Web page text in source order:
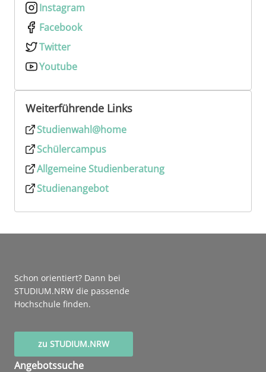
Instagram
Facebook
Twitter
Youtube
Weiterführende Links
Studienwahl@home
Schülercampus
Allgemeine Studienberatung
Studienangebot
Schon orientiert? Dann bei
STUDIUM.NRW die passende
Hochschule finden.
zu STUDIUM.NRW
Angebotssuche